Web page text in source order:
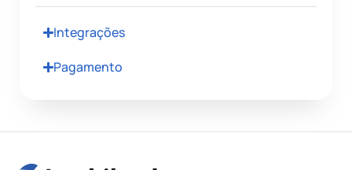
Integrações
Pagamento